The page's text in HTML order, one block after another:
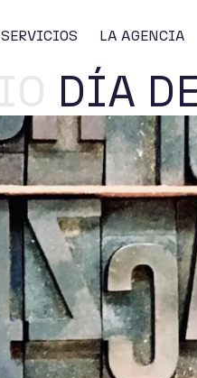
SERVICIOS LA AGENCIA
DÍA